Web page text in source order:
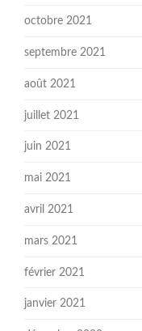
octobre 2021
septembre 2021
août 2021
juillet 2021
juin 2021
mai 2021
avril 2021
mars 2021
février 2021
janvier 2021